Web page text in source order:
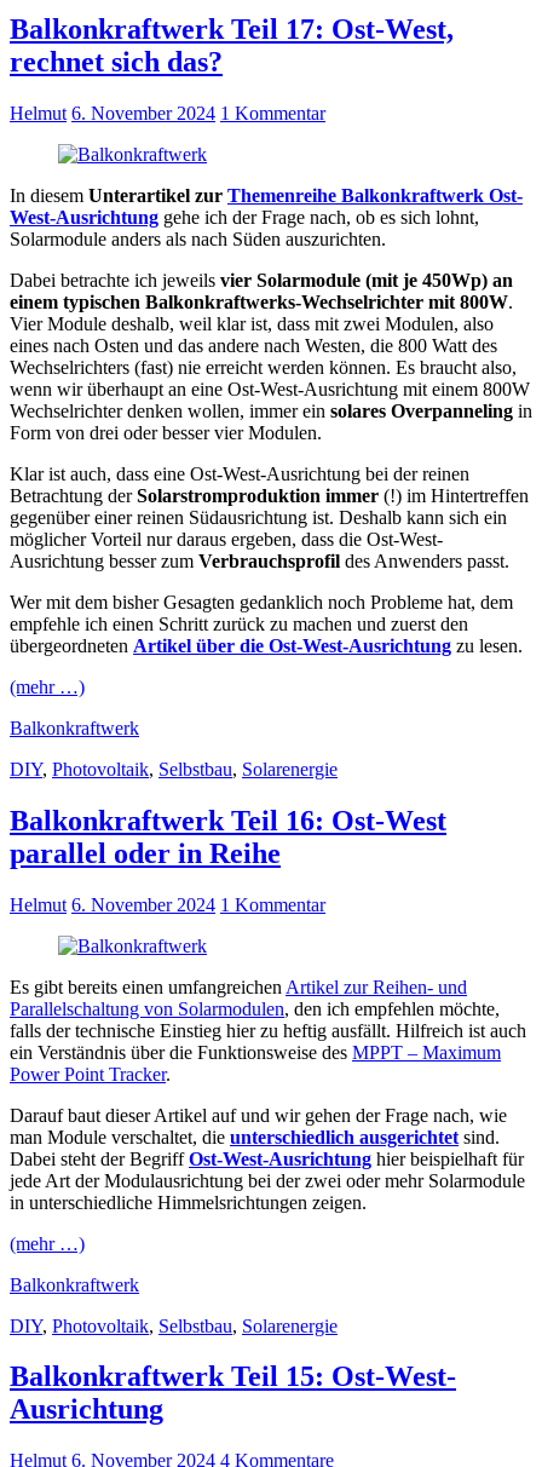
Balkonkraftwerk Teil 17: Ost-West,
rechnet sich das?
Helmut 6. November 2024 1 Kommentar
In diesem Unterartikel zur Themenreihe Balkonkraftwerk Ost-
West-Ausrichtung gehe ich der Frage nach, ob es sich lohnt,
Solarmodule anders als nach Süden auszurichten.
Dabei betrachte ich jeweils vier Solarmodule (mit je 450Wp) an
einem typischen Balkonkraftwerks-Wechselrichter mit 800W.
Vier Module deshalb, weil klar ist, dass mit zwei Modulen, also
eines nach Osten und das andere nach Westen, die 800 Watt des
Wechselrichters (fast) nie erreicht werden können. Es braucht also,
wenn wir überhaupt an eine Ost-West-Ausrichtung mit einem 800W
Wechselrichter denken wollen, immer ein solares Overpanneling in
Form von drei oder besser vier Modulen.
Klar ist auch, dass eine Ost-West-Ausrichtung bei der reinen
Betrachtung derSolarstromproduktion immer (!) im Hintertreffen
gegenüber einer reinen Südausrichtung ist. Deshalb kann sich ein
möglicher Vorteil nur daraus ergeben, dass die Ost-West-
Ausrichtung besser zum Verbrauchsprofil des Anwenders passt.
Wer mit dem bisher Gesagten gedanklich noch Probleme hat, dem
empfehle ich einen Schritt zurück zu machen und zuerst den
übergeordneten Artikel über die Ost-West-Ausrichtung zu lesen.
(mehr …)
Balkonkraftwerk
DIY, Photovoltaik, Selbstbau, Solarenergie
Balkonkraftwerk Teil 16: Ost-West
parallel oder in Reihe
Helmut 6. November 2024 1 Kommentar
Es gibt bereits einen umfangreichen Artikel zur Reihen- und
Parallelschaltung von Solarmodulen, den ich empfehlen möchte,
falls der technische Einstieg hier zu heftig ausfällt. Hilfreich ist auch
ein Verständnis über die Funktionsweise des MPPT – Maximum
Power Point Tracker.
Darauf baut dieser Artikel auf und wir gehen der Frage nach, wie
man Module verschaltet, die unterschiedlich ausgerichtet sind.
Dabei steht der BegriffOst-West-Ausrichtung hier beispielhaft für
jede Art der Modulausrichtung bei der zwei oder mehr Solarmodule
in unterschiedliche Himmelsrichtungen zeigen.
(mehr …)
Balkonkraftwerk
DIY, Photovoltaik, Selbstbau, Solarenergie
Balkonkraftwerk Teil 15: Ost-West-
Ausrichtung
Helmut 6. November 2024 4 Kommentare